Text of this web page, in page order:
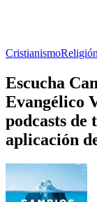
Cristianismo
Escucha
Evangélico
podcasts de
aplicación